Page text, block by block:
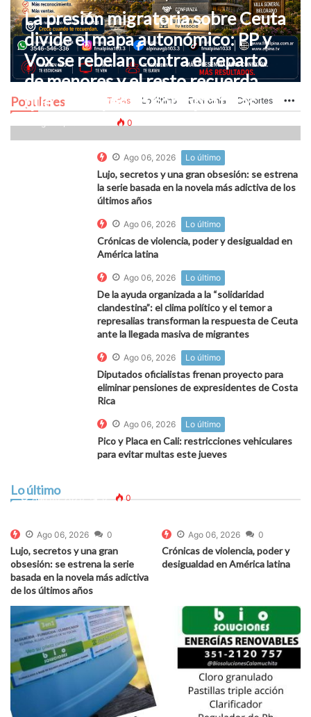
Populares Todas Lo último Economía Deportes
La presión migratoria sobre Ceuta
divide el mapa autonómico: PP y
Vox se rebelan contra el reparto
de menores y el resto recuerda
que “las leyes no son optativas”
0
Ago 06, 2026 Lo último
Lujo, secretos y una gran obsesión: se estrena
la serie basada en la novela más adictiva de los
últimos años
Ago 06, 2026 Lo último
Crónicas de violencia, poder y desigualdad en
América latina
Ago 06, 2026 Lo último
De la ayuda organizada a la “solidaridad
clandestina”: el clima político y el temor a
represalias transforman la respuesta de Ceuta
ante la llegada masiva de migrantes
Ago 06, 2026 Lo último
Diputados oficialistas frenan proyecto para
eliminar pensiones de expresidentes de Costa
Rica
Ago 06, 2026 Lo último
Pico y Placa en Cali: restricciones vehiculares
para evitar multas este jueves
Lo último
La presión migratoria sobre Ceuta divide el mapa
de menores y el resto recuerda que “las leyes no
Ago 06, 2026 0 0
Ago 06, 2026 0
Lujo, secretos y una gran
obsesión: se estrena la serie
basada en la novela más adictiva
de los últimos años
Ago 06, 2026 0
Crónicas de violencia, poder y
desigualdad en América latina